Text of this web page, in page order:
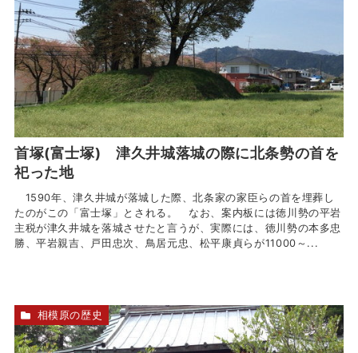
首塚(富士塚) 津久井城落城の際に北条勢の首を
祀った地
1590年、津久井城が落城した際、北条家の家臣らの首を埋葬し
たのがこの「富士塚」とされる。 なお、案内板には徳川勢の平岩
主税が津久井城を落城させたと言うが、実際には、徳川勢の本多忠
勝、平岩親吉、戸田忠次、鳥居元忠、松平康貞らが11000～...
相模原の歴史